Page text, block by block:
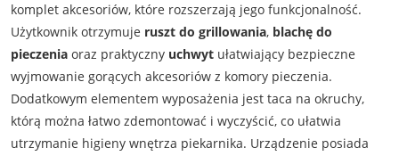
komplet akcesoriów, które rozszerzają jego funkcjonalność.
Użytkownik otrzymuje ruszt do grillowania, blachę do
pieczeniaoraz praktyczny uchwytułatwiający bezpieczne
wyjmowanie gorących akcesoriów z komory pieczenia.
Dodatkowym elementem wyposażenia jest taca na okruchy,
którą można łatwo zdemontować i wyczyścić, co ułatwia
utrzymanie higieny wnętrza piekarnika. Urządzenie posiada